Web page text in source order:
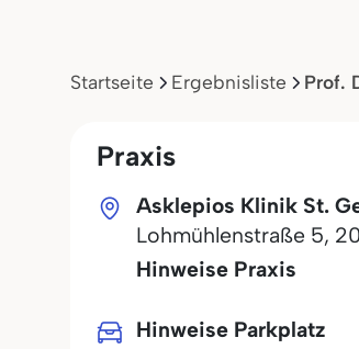
Startseite Ergebnisliste Prof.
Praxis
Asklepios Klinik St.
Lohmühlenstraße 5,
Hinweise Praxis
Hinweise Parkplatz